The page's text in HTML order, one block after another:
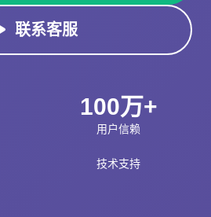
联系客服
100万+
用户信赖
技术支持